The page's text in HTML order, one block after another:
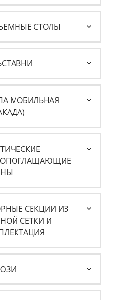
СТОЛЫ
МОБИЛЬНАЯ
СЕКЦИИ ИЗ
СЕТКИ И